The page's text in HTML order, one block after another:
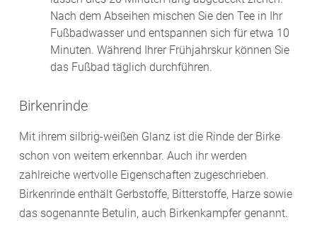
Nach dem Abseihen mischen Sie den Tee in Ihr
Fußbadwasser und entspannen sich für etwa 10
Minuten. Während Ihrer Frühjahrskur können Sie
das Fußbad täglich durchführen.
Birkenrinde
Mit ihrem silbrig-weißen Glanz ist die Rinde der Birke
schon von weitem erkennbar. Auch ihr werden
zahlreiche wertvolle Eigenschaften zugeschrieben.
Birkenrinde enthält Gerbstoffe, Bitterstoffe, Harze sowie
das sogenannte Betulin, auch Birkenkampfer genannt.